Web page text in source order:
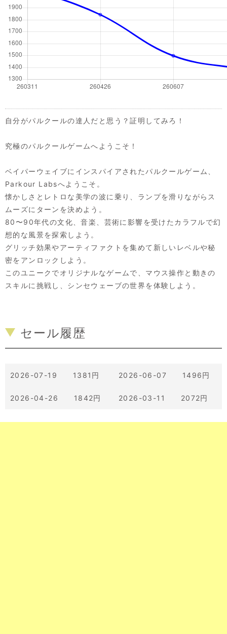
自分がパルクールの達人だと思う？証明してみろ！
究極のパルクールゲームへようこそ！
ベイパーウェイブにインスパイアされたパルクールゲーム、
Parkour Labsへようこそ。
懐かしさとレトロな美学の波に乗り、ランプを滑りながらス
ムーズにターンを決めよう。
80〜90年代の文化、音楽、芸術に影響を受けたカラフルで幻
想的な風景を探索しよう。
グリッチ効果やアーティファクトを集めて新しいレベルや秘
密をアンロックしよう。
このユニークでオリジナルなゲームで、マウス操作と動きの
スキルに挑戦し、シンセウェーブの世界を体験しよう。
セール履歴
2026-07-19 1381円 2026-06-07 1496円
2026-04-26 1842円 2026-03-11 2072円